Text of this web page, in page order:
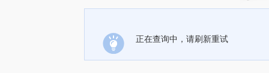
正在查询中，请刷新重试